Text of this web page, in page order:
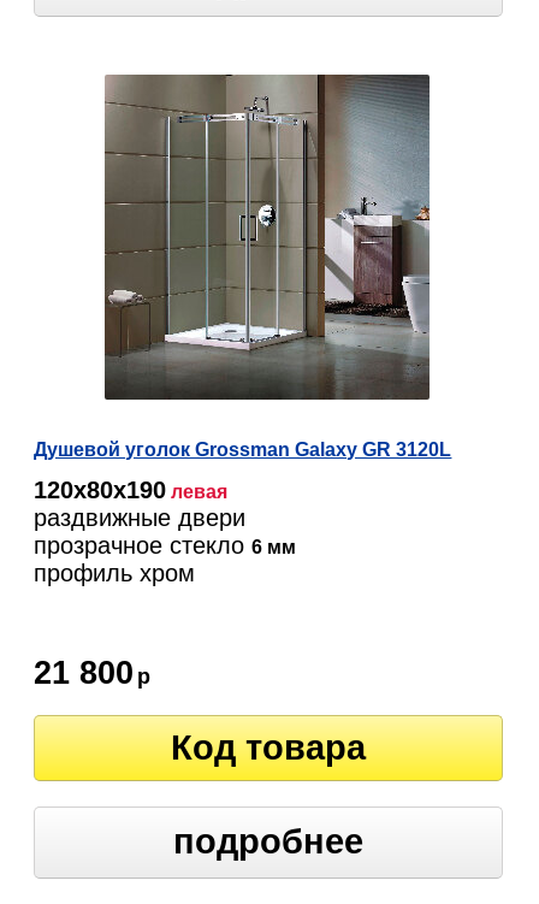
Душевой уголок Grossman Galaxy GR 3120L
120х80х190 левая
раздвижные двери
прозрачное стекло6 мм
профиль хром
21 800 р
Код товара
подробнее